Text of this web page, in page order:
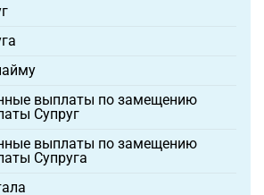
выплаты по замещению
Супруг
выплаты по замещению
Супруга